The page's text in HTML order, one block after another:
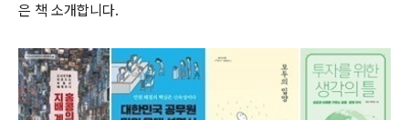
은 책 소개합니다.